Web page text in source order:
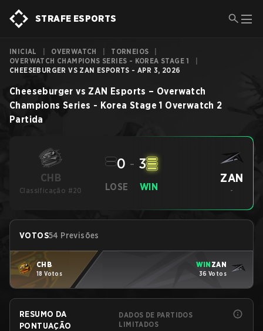
STRAFE ESPORTS
INICIAL OVERWATCH TORNEIOS
OVERWATCH CHAMPIONS SERIES - KOREA STAGE 1
CHEESEBURGER VS ZAN ESPORTS - APR 3, 2026
Cheeseburger vs ZAN Esports – Overwatch
Champions Series - Korea Stage 1 Overwatch 2
Partida
CHB
Classificação #20 LOSE
0 - 3
WIN
ZAN
-
VOTOS54 Previsões
CHB
18 Votos
WIN ZAN
36 Votos
RESUMO DA
PONTUAÇÃO
DADOS DE PARTIDOS
LIMITADOS